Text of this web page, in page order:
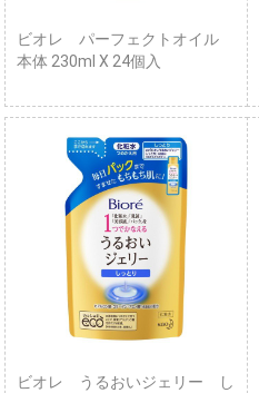
ビオレ パーフェクトオイル
本体 230ml X 24個入
ビオレ うるおいジェリー し